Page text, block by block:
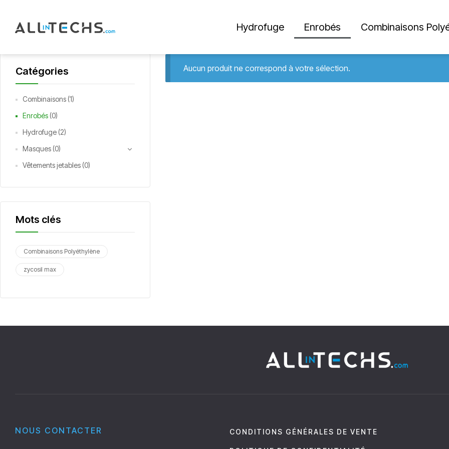
Hydrofuge Enrobés Combinaisons
Aucun produit ne correspond à votre sélection.
Catégories
Combinaisons (1)
Enrobés (0)
Hydrofuge (2)
Masques (0)
Vêtements jetables (0)
Mots clés
Combinaisons Polyéthylène
zycosil max
NOUS CONTACTER CONDITIONS GÉNÉRALES DE VENTE